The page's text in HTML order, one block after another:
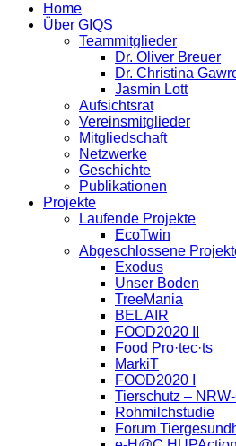
Home
Über GIQS
Teammitglieder
Dr. Oliver Breuer
Dr. Christina
Jasmin Lott
Aufsichtsrat
Vereinsmitglieder
Mitgliedschaft
Netzwerke
Geschichte
Publikationen
Projekte
Laufende Projekte
EcoTwin
Abgeschlossene
Exodus
Unser Boden
TreeMania
BEL AIR
FOOD2020 II
Food Pro·tec·ts
MarkiT
FOOD2020 I
Tierschutz –
Rohmilchstudie
Forum